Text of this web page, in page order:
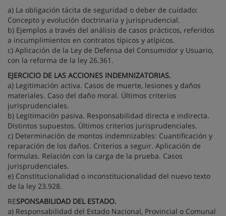
a) La obligación tácita de seguridad o deber de cuidado:
Concepto y evolución doctrinaria y jurisprudencial.
b) Ejemplos a través del análisis de casos prácticos, referidos
a incumplimientos en contratos típicos y atípicos.
c) Aplicación de la Ley de Defensa del Consumidor y Usuario,
con la reforma de la ley 26.361.
EJERCICIO DE LAS ACCIONES INDEMNIZATORIAS.
a) Legitimación activa. Casos de muerte, lesiones y daños
materiales. Caso del daño moral. Últimos criterios
jurisprudenciales.
b) Legitimación pasiva. Responsabilidad directa e indirecta.
Distintos supuestos. Últimos criterios jurisprudenciales.
c) Determinación de montos indemnizables: Cuantificación y
reparación de los daños. Criterios a seguir. Aplicación de
formulas. Relación con la carga de la prueba. Casos
jurisprudenciales.
e) Constitucionalidad o inconstitucionalidad del nuevo texto
de la ley 23.928.
RESPONSABILIDAD DEL ESTADO.
a) Responsabilidad del Estado Nacional, Provincial o Comunal